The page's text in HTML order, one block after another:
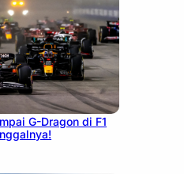
G-Dragon di F1